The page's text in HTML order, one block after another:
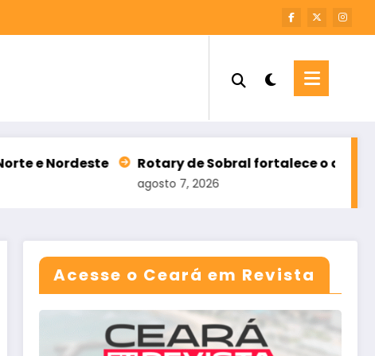
Rotary de Sobral fortalece o diálogo entre ciência
Acesse o Ceará em Revista